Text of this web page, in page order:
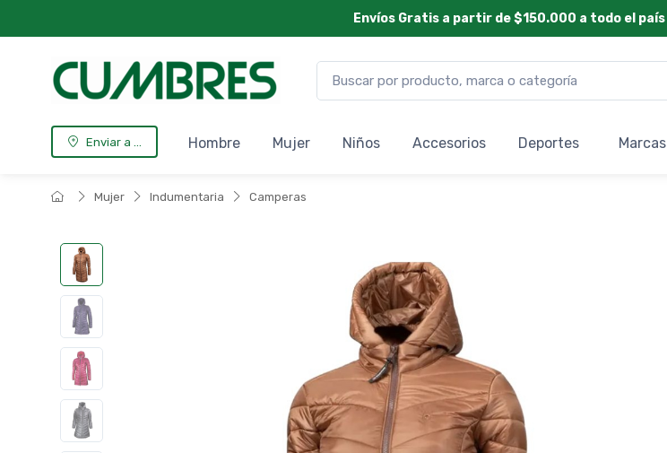
Envíos Gratis a partir de $150.000 a todo el país
Enviar a ... Hombre Mujer Niños Accesorios Deportes Marcas
Mujer Indumentaria Camperas